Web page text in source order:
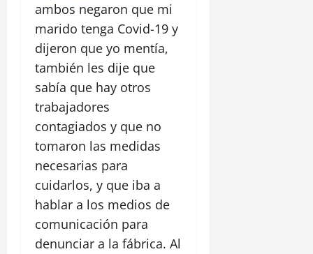
ambos negaron que mi
marido tenga Covid-19 y
dijeron que yo mentía,
también les dije que
sabía que hay otros
trabajadores
contagiados y que no
tomaron las medidas
necesarias para
cuidarlos, y que iba a
hablar a los medios de
comunicación para
denunciar a la fábrica. Al